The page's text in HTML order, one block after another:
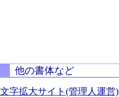
他の書体など
文字拡大サイト(管理人運営)